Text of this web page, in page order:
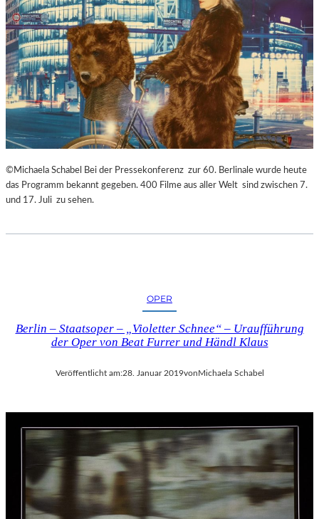
©Michaela Schabel Bei der Pressekonferenz zur 60. Berlinale wurde heute
das Programm bekannt gegeben. 400 Filme aus aller Welt sind zwischen 7.
und 17. Juli zu sehen.
OPER
Berlin – Staatsoper – „Violetter Schnee“ – Uraufführung
der Oper von Beat Furrer und Händl Klaus
Veröffentlicht am:28. Januar 2019von Michaela Schabel